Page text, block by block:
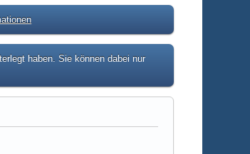
haben. Sie können dabei nur